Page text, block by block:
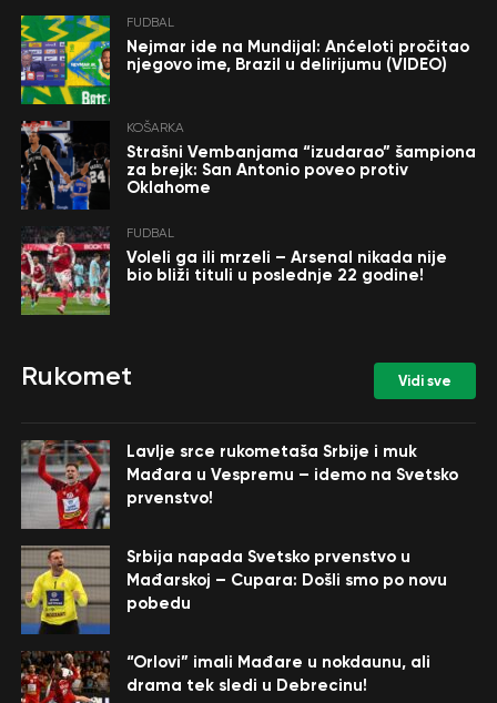
FUDBAL
Nejmar ide na Mundijal: Anćeloti pročitao
njegovo ime, Brazil u delirijumu (VIDEO)
KOŠARKA
Strašni Vembanjama “izudarao” šampiona
za brejk: San Antonio poveo protiv
Oklahome
FUDBAL
Voleli ga ili mrzeli – Arsenal nikada nije
bio bliži tituli u poslednje 22 godine!
Rukomet Vidi sve
Lavlje srce rukometaša Srbije i muk
Mađara u Vespremu – idemo na Svetsko
prvenstvo!
Srbija napada Svetsko prvenstvo u
Mađarskoj – Cupara: Došli smo po novu
pobedu
“Orlovi” imali Mađare u nokdaunu, ali
drama tek sledi u Debrecinu!